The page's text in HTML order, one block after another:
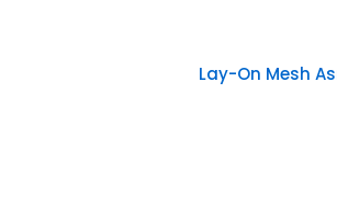
Lay-On Mesh